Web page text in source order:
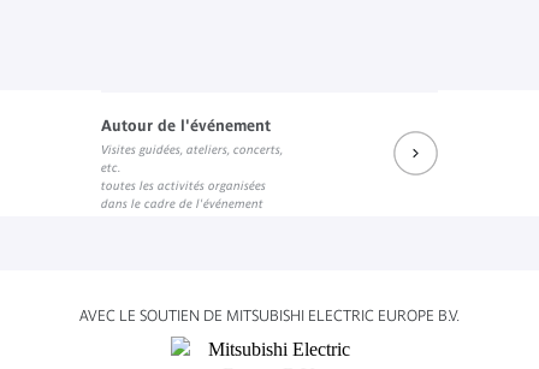
Autour de l'événement
Visites guidées, ateliers, concerts,
etc.
toutes les activités organisées
dans le cadre de l'événement
AVEC LE SOUTIEN DE MITSUBISHI ELECTRIC EUROPE B.V.